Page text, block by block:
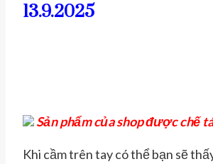
13.9.2025
Sản phẩm của shop được chế
Khi cầm trên tay có thể bạn sẽ